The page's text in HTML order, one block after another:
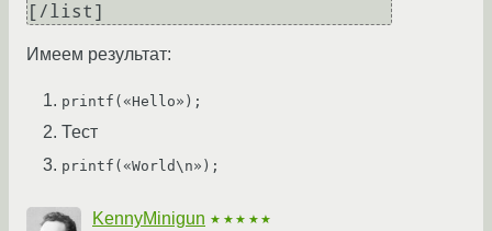
Имеем результат:
printf(«Hello»);
Тест
printf(«World\n»);
KennyMinigun ★★★★★